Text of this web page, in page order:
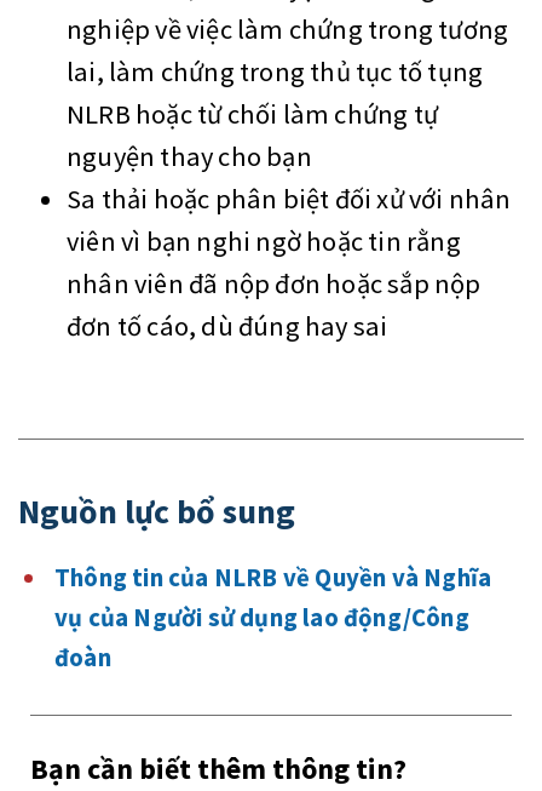
nghiệp về việc làm chứng trong tương
lai, làm chứng trong thủ tục tố tụng
NLRB hoặc từ chối làm chứng tự
nguyện thay cho bạn
Sa thải hoặc phân biệt đối xử với nhân
viên vì bạn nghi ngờ hoặc tin rằng
nhân viên đã nộp đơn hoặc sắp nộp
đơn tố cáo, dù đúng hay sai
Nguồn lực bổ sung
Thông tin của NLRB về Quyền và Nghĩa
vụ của Người sử dụng lao động/Công
đoàn
Bạn cần biết thêm thông tin?